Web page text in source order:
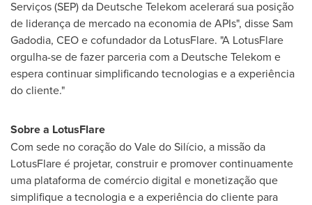
Serviços (SEP) da Deutsche Telekom acelerará sua posição
de liderança de mercado na economia de APIs", disseSam
Gadodia, CEO e cofundador da LotusFlare. "A LotusFlare
orgulha-se de fazer parceria com a Deutsche Telekom e
espera continuar simplificando tecnologias e a experiência
do cliente."
Sobre a LotusFlare
Com sede no coração do Vale do Silício, a missão da
LotusFlare é projetar, construir e promover continuamente
uma plataforma de comércio digital e monetização que
simplifique a tecnologia e a experiência do cliente para